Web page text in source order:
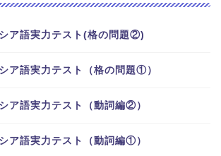
ア語実力テスト(格の問題②)
ア語実力テスト（格の問題①）
ア語実力テスト（動詞編②）
ア語実力テスト（動詞編①）
ホーム
ロシア語